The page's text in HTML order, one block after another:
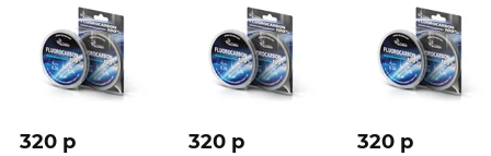
320 p 320 p 320 p